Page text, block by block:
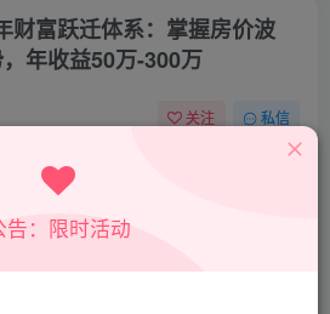
财富跃迁体系：掌握房价波
年收益50万-300万
关注 私信
告：限时活动